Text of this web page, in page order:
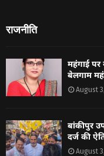
राजनीति
महंगाई पर
बेलगाम
August
बांकीपुर
दर्ज की
August